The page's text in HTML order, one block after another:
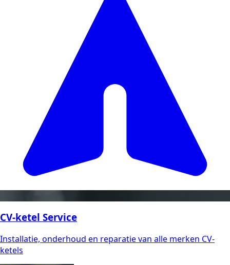
CV-ketel Service
Installatie, onderhoud en reparatie van alle merken CV-
ketels